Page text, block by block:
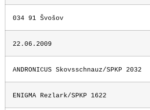
034 91 Švošov
22.06.2009
ANDRONICUS Skovsschnauz/SPKP 2032
ENIGMA Rezlark/SPKP 1622